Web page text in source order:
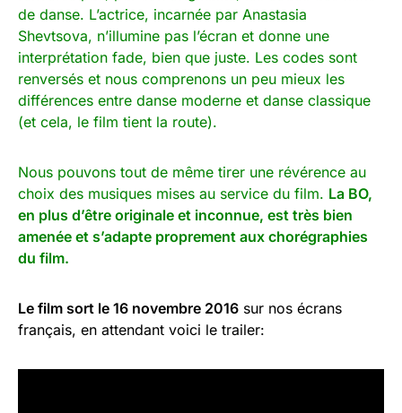
de danse. L’actrice, incarnée par Anastasia
Shevtsova, n’illumine pas l’écran et donne une
interprétation fade, bien que juste. Les codes sont
renversés et nous comprenons un peu mieux les
différences entre danse moderne et danse classique
(et cela, le film tient la route).
Nous pouvons tout de même tirer une révérence au
choix des musiques mises au service du film. La BO,
en plus d’être originale et inconnue, est très bien
amenée et s’adapte proprement aux chorégraphies
du film.
Le film sort le 16 novembre 2016 sur nos écrans
français, en attendant voici le trailer: